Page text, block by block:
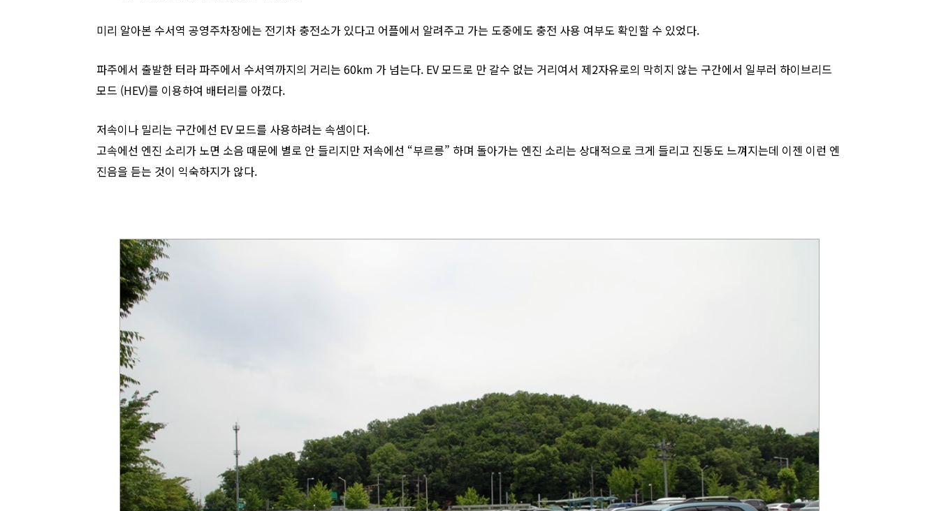
미리 알아본 수서역 공영주차장에는 전기차 충전소가 있다고 어플에서 알려주고 가는 도중에도 충전 사용 여부도 확인할 수 있었다.
​파주에서 출발한 터라 파주에서 수서역까지의 거리는 60km 가 넘는다. EV 모드로 만 갈수 없는 거리여서 제2자유로의 막히지 않는 구간에서 일부러 하이브리드
모드 (HEV)를 이용하여 배터리를 아꼈다.
저속이나 밀리는 구간에선 EV 모드를 사용하려는 속셈이다.
고속에선 엔진 소리가 노면 소음 때문에 별로 안 들리지만 저속에선 “부르릉” 하며 돌아가는 엔진 소리는 상대적으로 크게 들리고 진동도 느껴지는데 이젠 이런 엔
진음을 듣는 것이 익숙하지가 않다.